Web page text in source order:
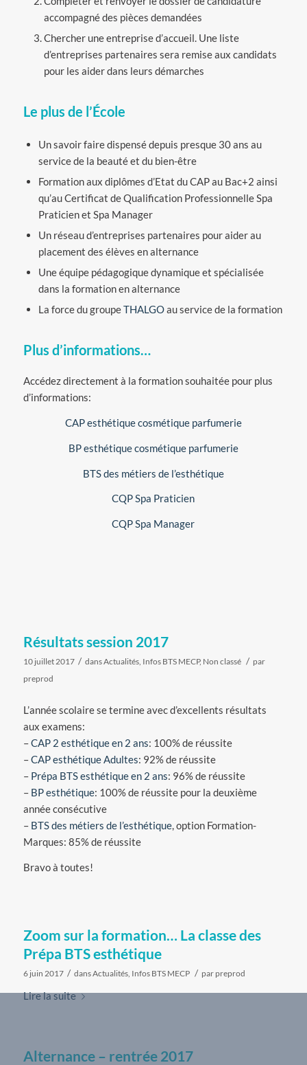
accompagné des pièces demandées
Chercher une entreprise d’accueil. Une liste
d’entreprises partenaires sera remise aux candidats
pour les aider dans leurs démarches
Le plus de l’École
Un savoir faire dispensé depuis presque 30 ans au
service de la beauté et du bien-être
Formation aux diplômes d’Etat du CAP au Bac+2 ainsi
qu’au Certificat de Qualification Professionnelle Spa
Praticien et Spa Manager
Un réseau d’entreprises partenaires pour aider au
placement des élèves en alternance
Une équipe pédagogique dynamique et spécialisée
dans la formation en alternance
La force du groupeTHALGOau service de la formation
Plus d’informations…
Accédez directement à la formation souhaitée pour plus
d’informations:
CAP esthétique cosmétique parfumerie
BP esthétique cosmétique parfumerie
BTS des métiers de l’esthétique
CQP Spa Praticien
CQP Spa Manager
Résultats session 2017
10 juillet 2017 / dansActualités, Infos BTS MECP, Non classé / par
preprod
L’année scolaire se termine avec d’excellents résultats
aux examens:
–CAP 2 esthétique en 2 ans: 100% de réussite
–CAP esthétique Adultes: 92% de réussite
– Prépa BTS esthétique en 2 ans: 96% de réussite
– BP esthétique: 100% de réussite pour la deuxième
année consécutive
– BTS des métiers de l’esthétique, option Formation-
Marques: 85% de réussite
Bravo à toutes!
Zoom sur la formation… La classe des
Prépa BTS esthétique
6 juin 2017 / dansActualités, Infos BTS MECP / par preprod
Lire la suite
Alternance – rentrée 2017